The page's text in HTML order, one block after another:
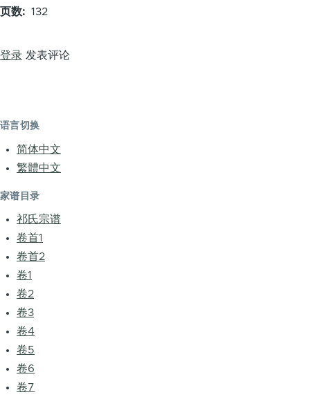
页数 132
登录 发表评论
语言切换
简体中文
繁體中文
家谱目录
祁氏宗谱
卷首1
卷首2
卷1
卷2
卷3
卷4
卷5
卷6
卷7